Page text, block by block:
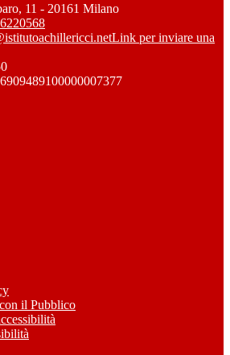
11 - 20161 Milano
Link per inviare una
il Pubblico